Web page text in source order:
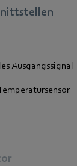
Ausgangssignal